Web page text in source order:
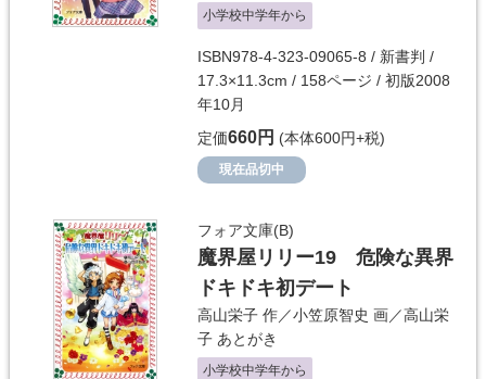
小学校中学年から
ISBN978-4-323-09065-8 / 新書判 /
17.3×11.3cm / 158ページ / 初版2008
年10月
定価660円 (本体600円+税)
現在品切中
フォア文庫(B)
魔界屋リリー19 危険な異界
ドキドキ初デート
高山栄子 作／小笠原智史 画／高山栄
子 あとがき
小学校中学年から